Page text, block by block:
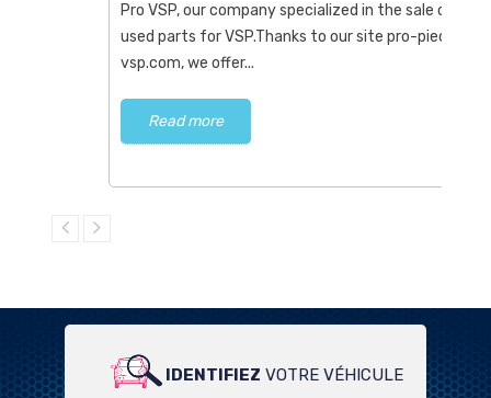
Pro VSP, our company specialized in the sale of
used parts for VSP.Thanks to our site pro-piece-
vsp.com, we offer...
Read more
IDENTIFIEZ VOTRE VÉHICULE